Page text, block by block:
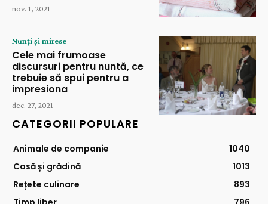
nov. 1, 2021
Nunți și mirese
Cele mai frumoase
discursuri pentru nuntă, ce
trebuie să spui pentru a
impresiona
dec. 27, 2021
CATEGORII POPULARE
Animale de companie
1040
Casă și grădină
1013
Rețete culinare
893